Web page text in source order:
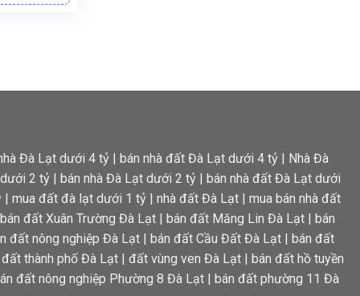
Đà Lạt dưới 4 tỷ | bán nhà đất Đà Lạt dưới 4 tỷ | Nhà Đà
2 tỷ | bán nhà Đà Lạt dưới 2 tỷ | bán nhà đất Đà Lạt dưới
| mua đất đà lạt dưới 1 tỷ | nhà đất Đà Lạt | mua bán nhà đất
bán đất Xuân Trường Đà Lạt | bán đất Măng Lin Đà Lạt | bán
đất nông nghiệp Đà Lạt | bán đất Cầu Đất Đà Lạt | bán đất
thành phố Đà Lạt | đất vùng ven Đà Lạt | bán đất hồ tuyền
đất nông nghiệp Phường 8 Đà Lạt | bán đất phường 11 Đà